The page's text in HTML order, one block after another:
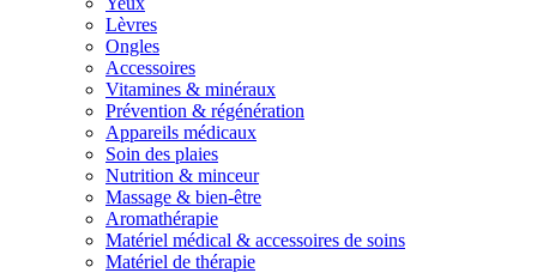
Lèvres
Ongles
Accessoires
Vitamines & minéraux
Prévention & régénération
Appareils médicaux
Soin des plaies
Nutrition & minceur
Massage & bien-être
Aromathérapie
Matériel médical & accessoires de soins
Matériel de thérapie